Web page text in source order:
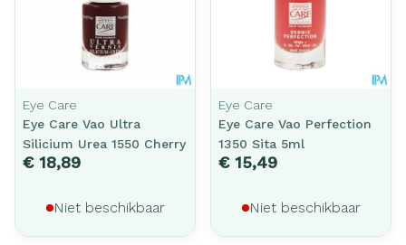
Eye Care
Eye Care Vao Ultra
Silicium Urea 1550 Cherry
€ 18,89
Niet beschikbaar
Eye Care
Eye Care Vao Perfection
1350 Sita 5ml
€ 15,49
Niet beschikbaar